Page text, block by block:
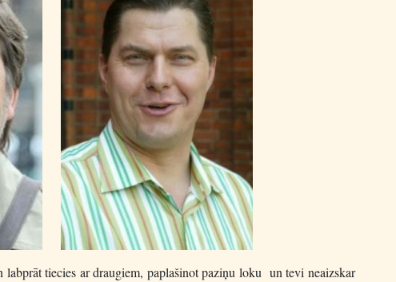
labprāt tiecies ar draugiem, paplašinot paziņu loku un tevi neaizskar